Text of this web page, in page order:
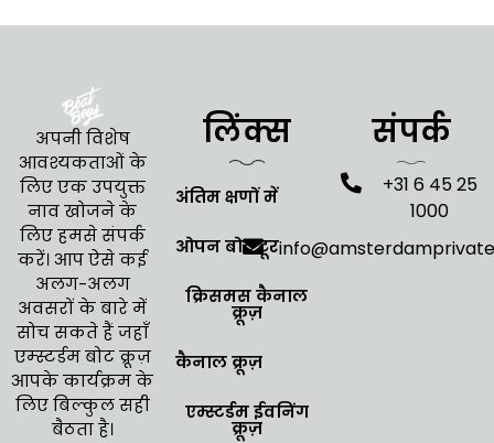
अपनी विशेष
आवश्यकताओं के
लिए एक उपयुक्त
नाव खोजने के
लिए हमसे संपर्क
करें। आप ऐसे कई
अलग-अलग
अवसरों के बारे में
सोच सकते हैं जहाँ
एम्स्टर्डम बोट क्रूज़
आपके कार्यक्रम के
लिए बिल्कुल सही
बैठता है।
लिंक्स
अंतिम क्षणों में
ओपन बोट टूर
क्रिसमस कैनाल
क्रूज़
कैनाल क्रूज़
एम्स्टर्डम ईवनिंग
क्रूज़
संपर्क
+31 6 45 25
1000